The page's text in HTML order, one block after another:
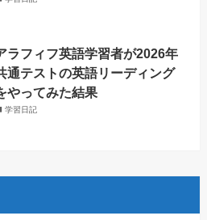
ラフィフ英語学習者が2026年
通テストの英語リーディング
やってみた結果
学習日記